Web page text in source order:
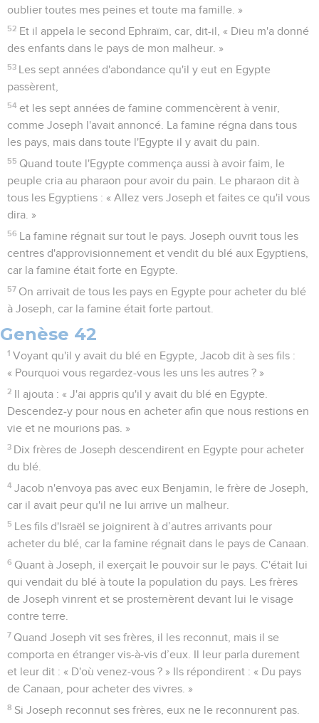
oublier toutes mes peines et toute ma famille. »
52 Et il appela le second Ephraïm, car, dit-il, « Dieu m'a donné
des enfants dans le pays de mon malheur. »
53 Les sept années d'abondance qu'il y eut en Egypte
passèrent,
54 et les sept années de famine commencèrent à venir,
comme Joseph l'avait annoncé. La famine régna dans tous
les pays, mais dans toute l'Egypte il y avait du pain.
55 Quand toute l'Egypte commença aussi à avoir faim, le
peuple cria au pharaon pour avoir du pain. Le pharaon dit à
tous les Egyptiens : « Allez vers Joseph et faites ce qu'il vous
dira. »
56 La famine régnait sur tout le pays. Joseph ouvrit tous les
centres d'approvisionnement et vendit du blé aux Egyptiens,
car la famine était forte en Egypte.
57 On arrivait de tous les pays en Egypte pour acheter du blé
à Joseph, car la famine était forte partout.
Genèse 42
1 Voyant qu'il y avait du blé en Egypte, Jacob dit à ses fils :
« Pourquoi vous regardez-vous les uns les autres ? »
2 Il ajouta : « J'ai appris qu'il y avait du blé en Egypte.
Descendez-y pour nous en acheter afin que nous restions en
vie et ne mourions pas. »
3 Dix frères de Joseph descendirent en Egypte pour acheter
du blé.
4 Jacob n'envoya pas avec eux Benjamin, le frère de Joseph,
car il avait peur qu'il ne lui arrive un malheur.
5 Les fils d'Israël se joignirent à d’autres arrivants pour
acheter du blé, car la famine régnait dans le pays de Canaan.
6 Quant à Joseph, il exerçait le pouvoir sur le pays. C'était lui
qui vendait du blé à toute la population du pays. Les frères
de Joseph vinrent et se prosternèrent devant lui le visage
contre terre.
7 Quand Joseph vit ses frères, il les reconnut, mais il se
comporta en étranger vis-à-vis d’eux. Il leur parla durement
et leur dit : « D'où venez-vous ? » Ils répondirent : « Du pays
de Canaan, pour acheter des vivres. »
8 Si Joseph reconnut ses frères, eux ne le reconnurent pas.